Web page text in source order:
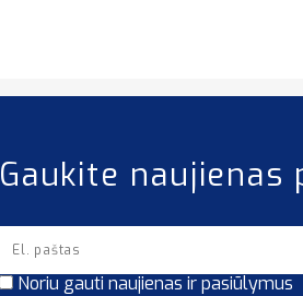
Gaukite naujienas
Noriu gauti naujienas ir pasiūlymus